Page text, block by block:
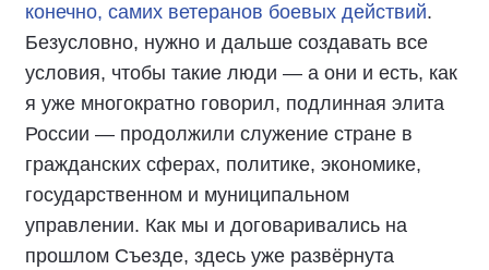
конечно, самих ветеранов боевых действий.
Безусловно, нужно и дальше создавать все
условия, чтобы такие люди — а они и есть, как
я уже многократно говорил, подлинная элита
России — продолжили служение стране в
гражданских сферах, политике, экономике,
государственном и муниципальном
управлении. Как мы и договаривались на
прошлом Съезде, здесь уже развёрнута